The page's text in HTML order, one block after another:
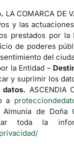
LA COMARCA DE
y las
prestados por la
de poderes
del
la Entidad –
y suprimir los
ASCENDIA
a
de Doña
toda la